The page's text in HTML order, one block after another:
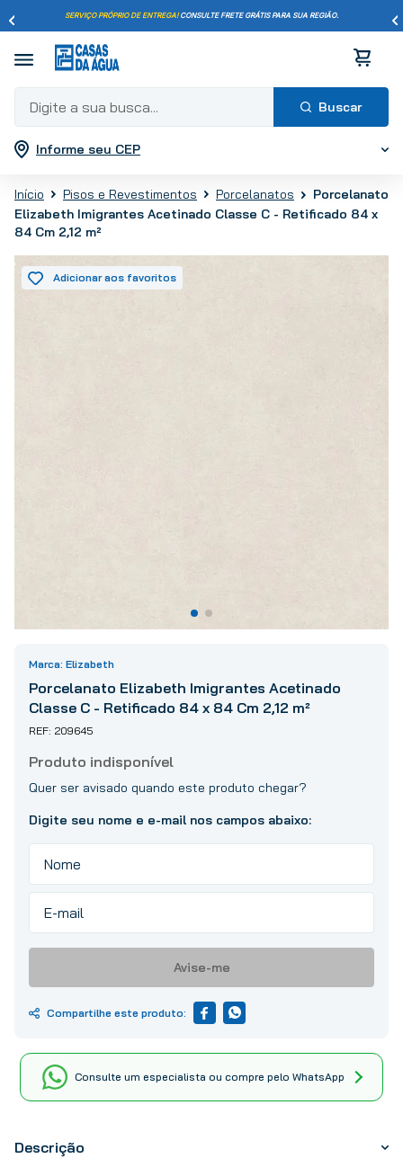
SERVIÇO PRÓPRIO DE ENTREGA!CONSULTE FRETE GRÁTIS PARA SUA REGIÃO.
Digite a sua busca...
Informe seu CEP
Pisos e Revestimentos Porcelanatos
Porcelanato
Elizabeth Imigrantes Acetinado Classe C - Retificado 84 x
84 Cm 2,12 m²
Elizabeth
Porcelanato Elizabeth Imigrantes Acetinado
Classe C - Retificado 84 x 84 Cm 2,12 m²
209645
Avise-me
Consulte um especialista ou compre pelo WhatsApp
Descrição
Termos mais buscados
2º
porcelanato
3º
piso
4º
revestimento
5
º
vaso sanitário